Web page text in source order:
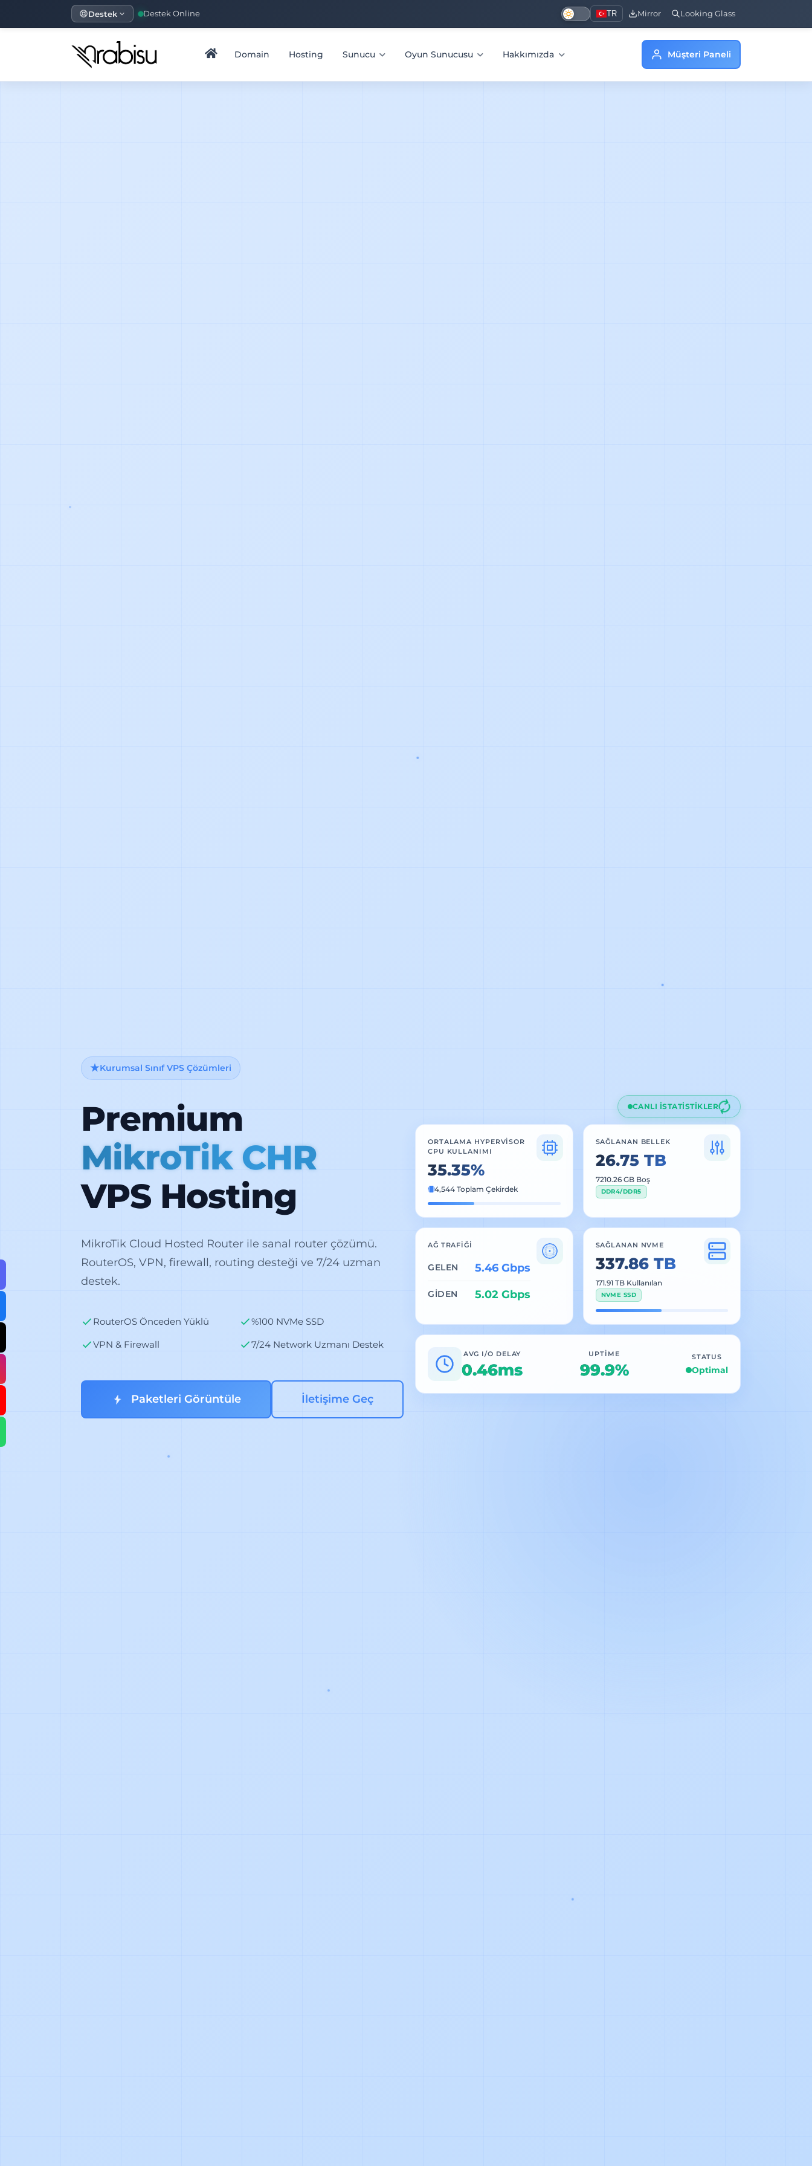
Destek Destek Online TR Mirror Looking Glass
Domain Hosting Sunucu Oyun Sunucusu Hakkımızda Müşteri Paneli
Kurumsal Sınıf VPS Çözümleri
Premium
MikroTik CHR
VPS Hosting
MikroTik Cloud Hosted Router ile sanal router çözümü.
RouterOS, VPN, firewall, routing desteği ve 7/24 uzman
destek.
RouterOS Önceden Yüklü
%100 NVMe SSD
VPN & Firewall
7/24 Network Uzmanı Destek
Paketleri Görüntüle İletişime Geç
CANLI İSTATİSTİKLER
ORTALAMA HYPERVISOR
CPU KULLANIMI
35.49%
4,544 Toplam Çekirdek
SAĞLANAN BELLEK
26.75 TB
7206.23 GB Boş
DDR4/DDR5
AĞ TRAFIĞI
GELEN 6.02 Gbps
GIDEN 5.08 Gbps
SAĞLANAN NVME
337.86 TB
171.91 TB Kullanılan
NVME SSD
AVG I/O DELAY
0.46ms
UPTIME
99.9%
STATUS
Optimal